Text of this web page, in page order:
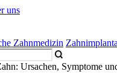
uns
Zahnmedizin
Ursachen, Symptome